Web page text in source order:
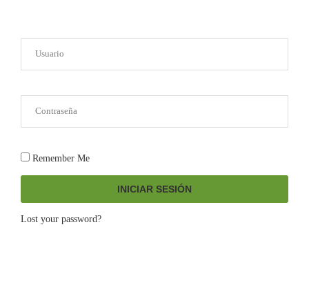
Remember Me
INICIAR SESIÓN
Lost your password?